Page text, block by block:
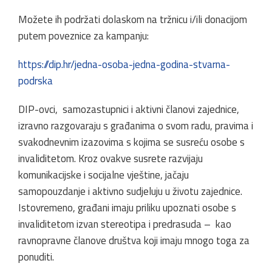
Možete ih podržati dolaskom na tržnicu i/ili donacijom
putem poveznice za kampanju:
https://dip.hr/jedna-osoba-jedna-godina-stvarna-
podrska
DIP-ovci, samozastupnici i aktivni članovi zajednice,
izravno razgovaraju s građanima o svom radu, pravima i
svakodnevnim izazovima s kojima se susreću osobe s
invaliditetom. Kroz ovakve susrete razvijaju
komunikacijske i socijalne vještine, jačaju
samopouzdanje i aktivno sudjeluju u životu zajednice.
Istovremeno, građani imaju priliku upoznati osobe s
invaliditetom izvan stereotipa i predrasuda – kao
ravnopravne članove društva koji imaju mnogo toga za
ponuditi.